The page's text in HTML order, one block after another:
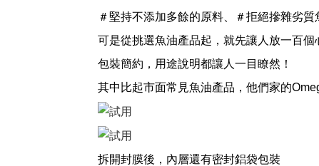
＃堅持不添加多餘的原料、＃拒絕摻雜劣質
可是從挑選魚油產品起，就先讓人放一百個
包裝簡約，用途說明都讓人一目瞭然！
其中比起市面常見魚油產品，他們家的
拆開封膜後，內層還有密封鋁袋包裝